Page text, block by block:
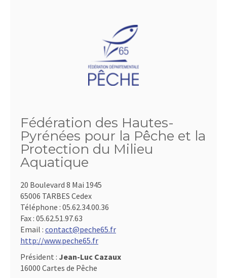
Fédération des Hautes-
Pyrénées pour la Pêche et la
Protection du Milieu
Aquatique
20 Boulevard 8 Mai 1945
65006 TARBES Cedex
Téléphone : 05.62.34.00.36
Fax : 05.62.51.97.63
Email : contact@peche65.fr
http://www.peche65.fr
Président : Jean-Luc Cazaux
16000 Cartes de Pêche